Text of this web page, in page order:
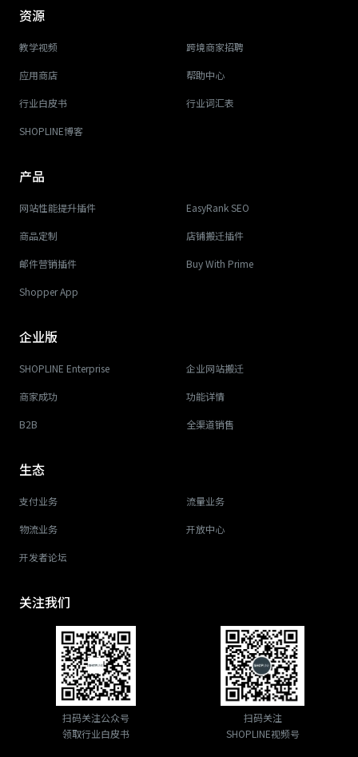
资源
教学视频 跨境商家招聘
应用商店 帮助中心
行业白皮书 行业词汇表
SHOPLINE博客
产品
网站性能提升插件 EasyRank SEO
商品定制 店铺搬迁插件
邮件营销插件 Buy With Prime
Shopper App
企业版
SHOPLINE Enterprise 企业网站搬迁
商家成功 功能详情
B2B 全渠道销售
生态
支付业务 流量业务
物流业务 开放中心
开发者论坛
关注我们
扫码关注公众号
领取行业白皮书
扫码关注
SHOPLINE视频号